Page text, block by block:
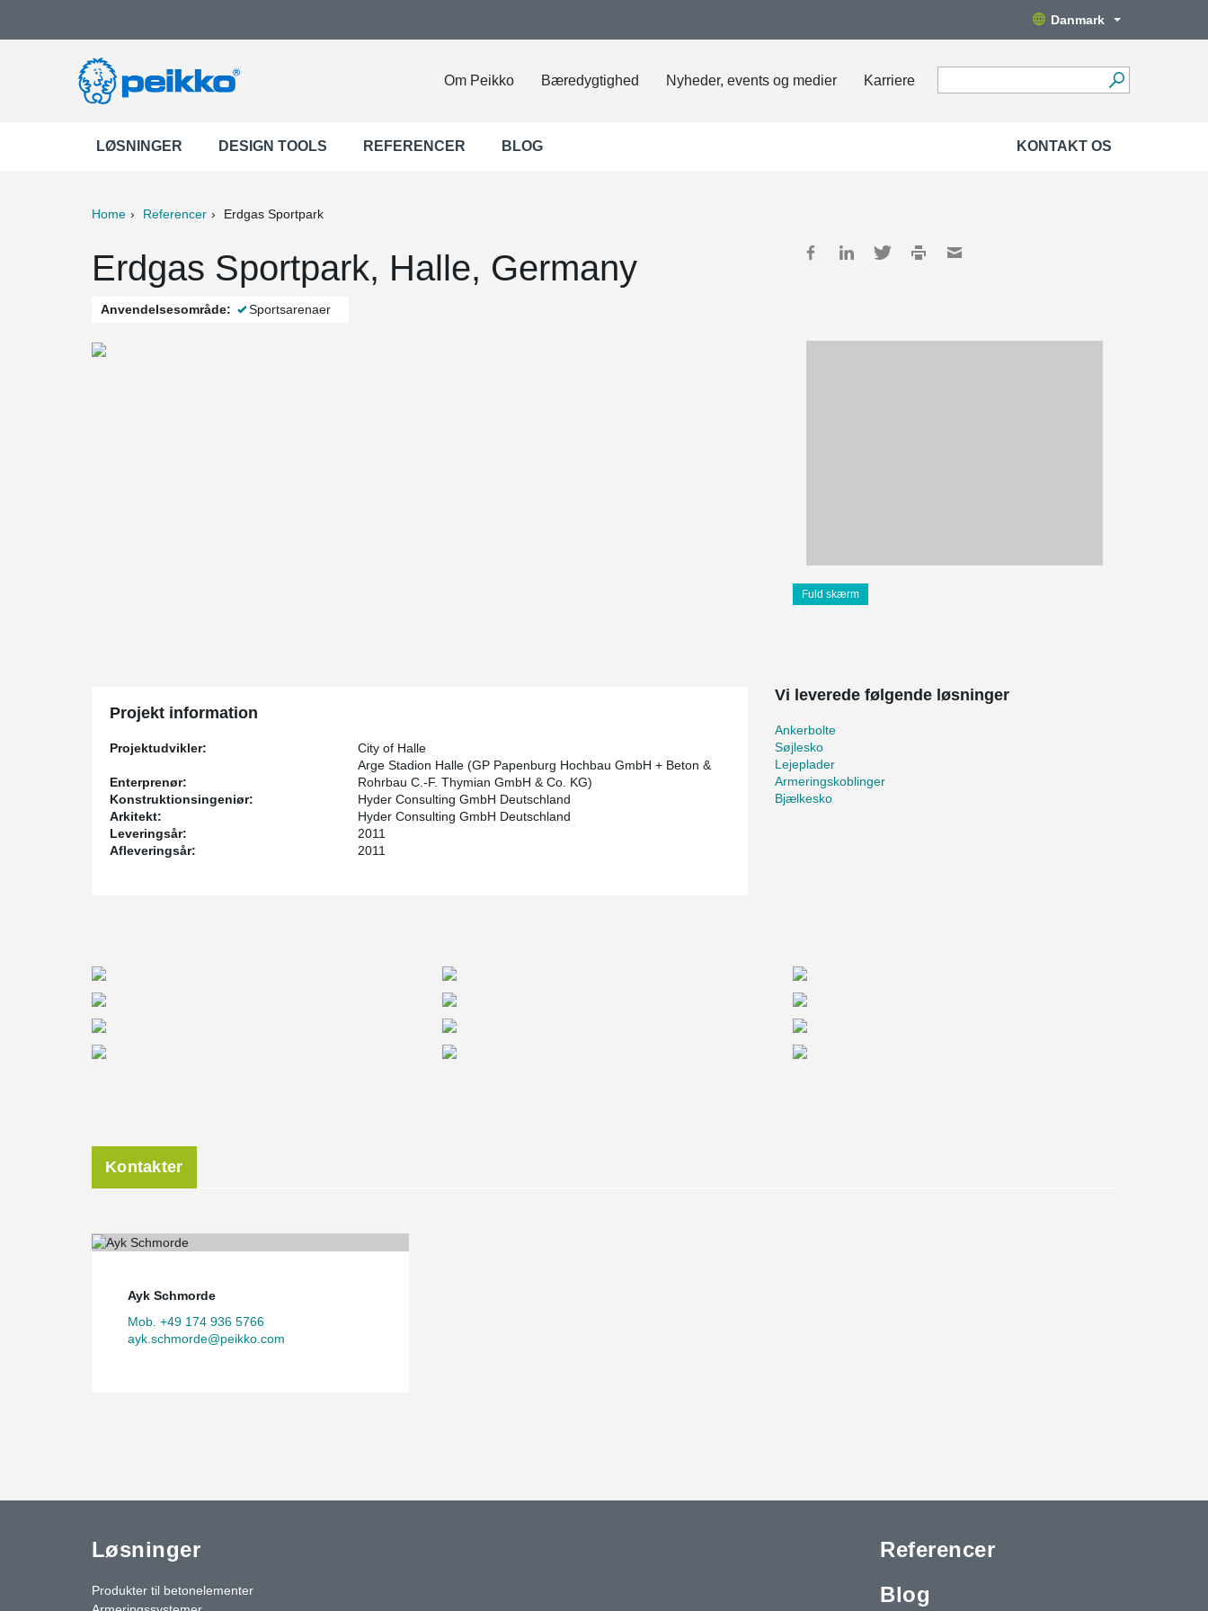
Danmark
Om Peikko Bæredygtighed Nyheder, events og medier Karriere
LØSNINGER DESIGN TOOLS REFERENCER BLOG KONTAKT OS
Home Referencer Erdgas Sportpark
Erdgas Sportpark, Halle, Germany
Anvendelsesområde: Sportsarenaer
Fuld skærm
Projekt information
Projektudvikler: City of Halle
Enterprenør:
Arge Stadion Halle (GP Papenburg Hochbau GmbH + Beton &
Rohrbau C.-F. Thymian GmbH & Co. KG)
Konstruktionsingeniør:
Hyder Consulting GmbH Deutschland
Arkitekt:
Hyder Consulting GmbH Deutschland
Leveringsår:
2011
Afleveringsår:
2011
Vi leverede følgende løsninger
Ankerbolte
Søjlesko
Lejeplader
Armeringskoblinger
Bjælkesko
Kontakter
Ayk Schmorde
Mob. +49 174 936 5766
ayk.schmorde@peikko.com
Løsninger
Produkter til betonelementer
Referencer
Blog